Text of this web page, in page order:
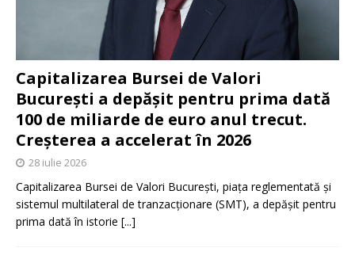
Capitalizarea Bursei de Valori
București a depășit pentru prima dată
100 de miliarde de euro anul trecut.
Creșterea a accelerat în 2026
28 iulie 2026
Capitalizarea Bursei de Valori București, piața reglementată și
sistemul multilateral de tranzacționare (SMT), a depășit pentru
prima dată în istorie [...]